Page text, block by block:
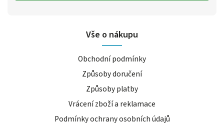
Vše o nákupu
Obchodní podmínky
Způsoby doručení
Způsoby platby
Vrácení zboží a reklamace
Podmínky ochrany osobních údajů